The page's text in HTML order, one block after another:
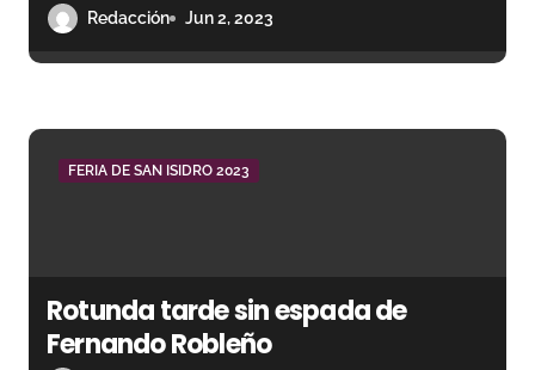
r
Redacción Jun 2, 2023
FERIA DE SAN ISIDRO 2023
Rotunda tarde sin espada de
Fernando Robleño